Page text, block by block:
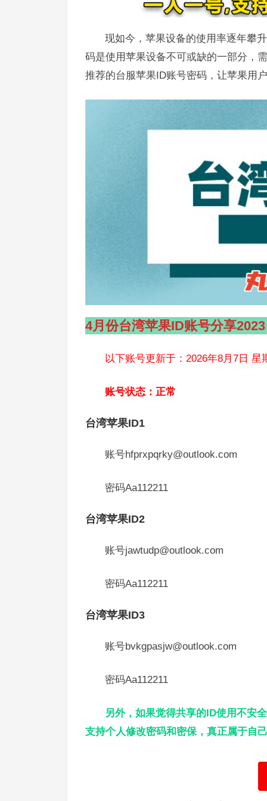
现如今，苹果设备的使用率逐年攀
码是使用苹果设备不可或缺的一部分，
推荐的台服苹果ID账号密码，让苹果用
4月份台湾苹果ID账号分享2023
以下账号更新于：2026年8月7日 星
账号状态：正常
台湾苹果ID1
账号hfprxpqrky@outlook.com
密码Aa112211
台湾苹果ID2
账号jawtudp@outlook.com
密码Aa112211
台湾苹果ID3
账号bvkgpasjw@outlook.com
密码Aa112211
另外，如果觉得共享的ID使用不安
支持个人修改密码和密保，真正属于自